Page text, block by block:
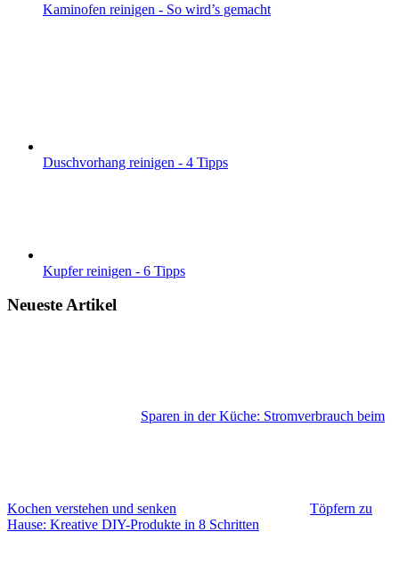
Kaminofen reinigen - So wird’s gemacht
Duschvorhang reinigen - 4 Tipps
Kupfer reinigen - 6 Tipps
Neueste Artikel
Sparen in der Küche: Stromverbrauch beim
Kochen verstehen und senken
Töpfern zu
Hause: Kreative DIY-Produkte in 8 Schritten